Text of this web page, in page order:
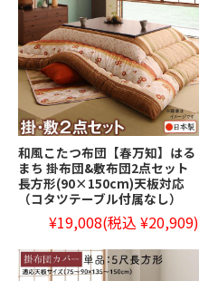
和風こたつ布団【春万知】はる
まち 掛布団&敷布団2点セット
長方形(90×150cm)天板対応
（コタツテーブル付属なし）
¥19,008(税込 ¥20,909)